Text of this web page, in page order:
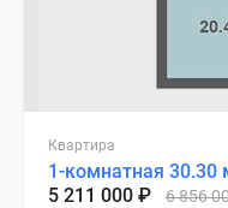
Квартира
1-комнатная 30.30
5 211 000 ₽ 6 856